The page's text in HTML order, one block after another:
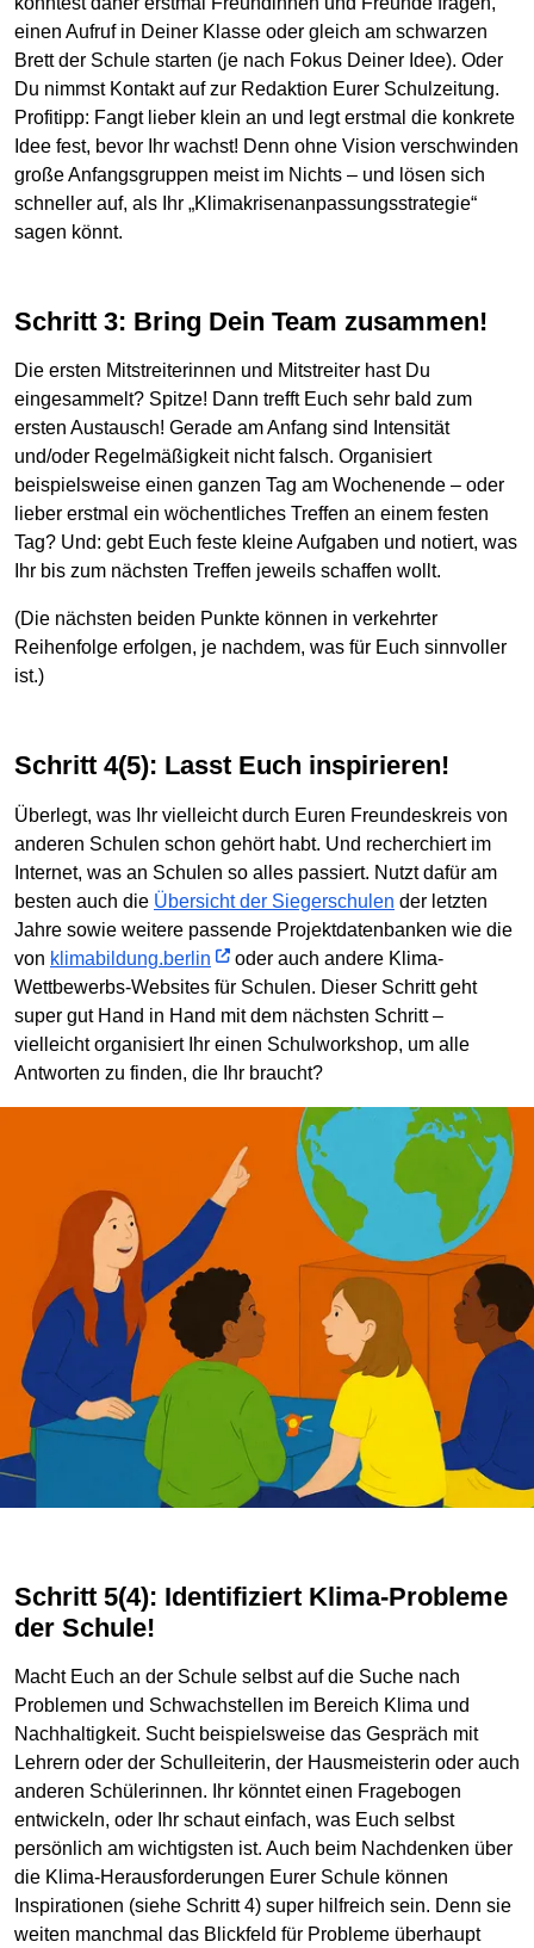
einen Aufruf in Deiner Klasse oder gleich am schwarzen
Brett der Schule starten (je nach Fokus Deiner Idee). Oder
Du nimmst Kontakt auf zur Redaktion Eurer Schulzeitung.
Profitipp: Fangt lieber klein an und legt erstmal die konkrete
Idee fest, bevor Ihr wachst! Denn ohne Vision verschwinden
große Anfangsgruppen meist im Nichts – und lösen sich
schneller auf, als Ihr „Klimakrisenanpassungsstrategie“
sagen könnt.
Schritt 3: Bring Dein Team zusammen!
Die ersten Mitstreiterinnen und Mitstreiter hast Du
eingesammelt? Spitze! Dann trefft Euch sehr bald zum
ersten Austausch! Gerade am Anfang sind Intensität
und/oder Regelmäßigkeit nicht falsch. Organisiert
beispielsweise einen ganzen Tag am Wochenende – oder
lieber erstmal ein wöchentliches Treffen an einem festen
Tag? Und: gebt Euch feste kleine Aufgaben und notiert, was
Ihr bis zum nächsten Treffen jeweils schaffen wollt.
(Die nächsten beiden Punkte können in verkehrter
Reihenfolge erfolgen, je nachdem, was für Euch sinnvoller
ist.)
Schritt 4(5): Lasst Euch inspirieren!
Überlegt, was Ihr vielleicht durch Euren Freundeskreis von
anderen Schulen schon gehört habt. Und recherchiert im
Internet, was an Schulen so alles passiert. Nutzt dafür am
besten auch die Übersicht der Siegerschulen der letzten
Jahre sowie weitere passende Projektdatenbanken wie die
von klimabildung.berlin
oder auch andere Klima-
Wettbewerbs-Websites für Schulen. Dieser Schritt geht
super gut Hand in Hand mit dem nächsten Schritt –
vielleicht organisiert Ihr einen Schulworkshop, um alle
Antworten zu finden, die Ihr braucht?
Schritt 5(4): Identifiziert Klima-Probleme
der Schule!
Macht Euch an der Schule selbst auf die Suche nach
Problemen und Schwachstellen im Bereich Klima und
Nachhaltigkeit. Sucht beispielsweise das Gespräch mit
Lehrern oder der Schulleiterin, der Hausmeisterin oder auch
anderen Schülerinnen. Ihr könntet einen Fragebogen
entwickeln, oder Ihr schaut einfach, was Euch selbst
persönlich am wichtigsten ist. Auch beim Nachdenken über
die Klima-Herausforderungen Eurer Schule können
Inspirationen (siehe Schritt 4) super hilfreich sein. Denn sie
weiten manchmal das Blickfeld für Probleme überhaupt